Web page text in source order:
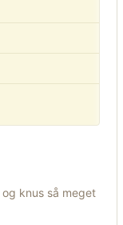
knus så meget